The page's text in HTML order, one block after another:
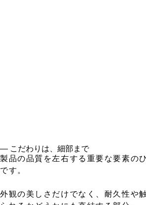
― こだわりは、細部まで
製品の品質を左右する重要な要素の
です。
外観の美しさだけでなく、耐久性や